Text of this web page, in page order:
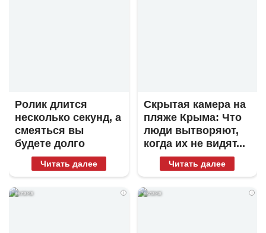
Ролик длится
несколько секунд, а
смеяться вы
будете долго
Читать далее
Скрытая камера на
пляже Крыма: Что
люди вытворяют,
когда их не видят...
Читать далее
i i